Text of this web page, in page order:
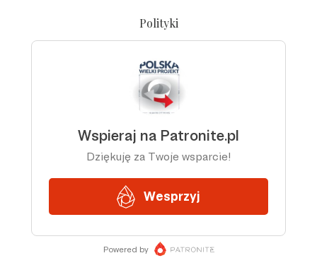
Polityki